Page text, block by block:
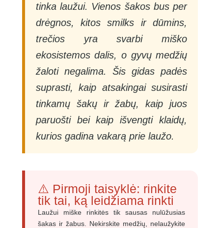
tinka laužui. Vienos šakos bus per
drėgnos, kitos smilks ir dūmins,
trečios yra svarbi miško
ekosistemos dalis, o gyvų medžių
žaloti negalima. Šis gidas padės
suprasti, kaip atsakingai susirasti
tinkamų šakų ir žabų, kaip juos
paruošti bei kaip išvengti klaidų,
kurios gadina vakarą prie laužo.
⚠️ Pirmoji taisyklė: rinkite
tik tai, ką leidžiama rinkti
Laužui miške rinkitės tik sausas nulūžusias
šakas ir žabus. Nekirskite medžių, nelaužykite